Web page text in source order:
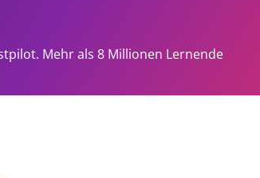
Mehr als 8 Millionen Lernende